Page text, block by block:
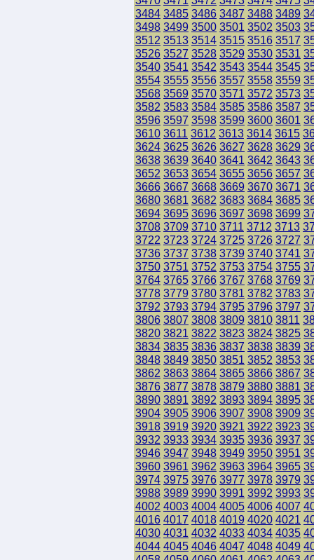
3484 3485 3486 3487 3488 3489
3498 3499 3500 3501 3502 3503
3512 3513 3514 3515 3516 3517
3526 3527 3528 3529 3530 3531
3540 3541 3542 3543 3544 3545
3554 3555 3556 3557 3558 3559
3568 3569 3570 3571 3572 3573
3582 3583 3584 3585 3586 3587
3596 3597 3598 3599 3600 3601
3610 3611 3612 3613 3614 3615
3624 3625 3626 3627 3628 3629
3638 3639 3640 3641 3642 3643
3652 3653 3654 3655 3656 3657
3666 3667 3668 3669 3670 3671
3680 3681 3682 3683 3684 3685
3694 3695 3696 3697 3698 3699
3708 3709 3710 3711 3712 3713
3722 3723 3724 3725 3726 3727
3736 3737 3738 3739 3740 3741
3750 3751 3752 3753 3754 3755
3764 3765 3766 3767 3768 3769
3778 3779 3780 3781 3782 3783
3792 3793 3794 3795 3796 3797
3806 3807 3808 3809 3810 3811
3820 3821 3822 3823 3824 3825
3834 3835 3836 3837 3838 3839
3848 3849 3850 3851 3852 3853
3862 3863 3864 3865 3866 3867
3876 3877 3878 3879 3880 3881
3890 3891 3892 3893 3894 3895
3904 3905 3906 3907 3908 3909
3918 3919 3920 3921 3922 3923
3932 3933 3934 3935 3936 3937
3946 3947 3948 3949 3950 3951
3960 3961 3962 3963 3964 3965
3974 3975 3976 3977 3978 3979
3988 3989 3990 3991 3992 3993
4002 4003 4004 4005 4006 4007
4016 4017 4018 4019 4020 4021
4030 4031 4032 4033 4034 4035
4044 4045 4046 4047 4048 4049